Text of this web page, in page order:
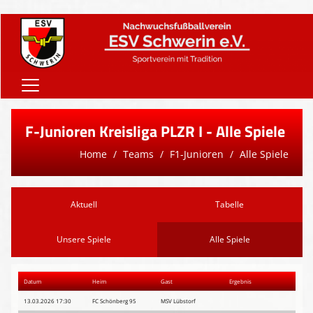
Home
Onlineshop
Vereinsnews
Sponsoren
Downloads
F-Junioren Kreisliga PLZR I - Alle Spiele
Home Teams F1-Junioren Alle Spiele
Aktuell Tabelle
Unsere Spiele Alle Spiele
Datum Heim Gast Ergebnis
13.03.2026 17:30 FC Schönberg 95 MSV Lübstorf